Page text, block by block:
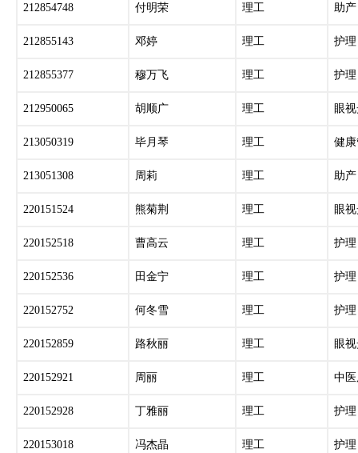
212854748 付明荣 理工 助产
212855143 邓婷 理工 护理
212855377 穆万飞 理工 护理
212950065 胡顺广 理工 眼
213050319 毕月琴 理工 健
213051308 周莉 理工 助产
220151524 熊菊荆 理工 眼
220152518 曹高云 理工 护理
220152536 田金宁 理工 护理
220152752 何冬雪 理工 护理
220152859 路秋丽 理工 眼
220152921 周丽 理工 中
220152928 丁雅丽 理工 护理
220153018 冯杰晶 理工 护理